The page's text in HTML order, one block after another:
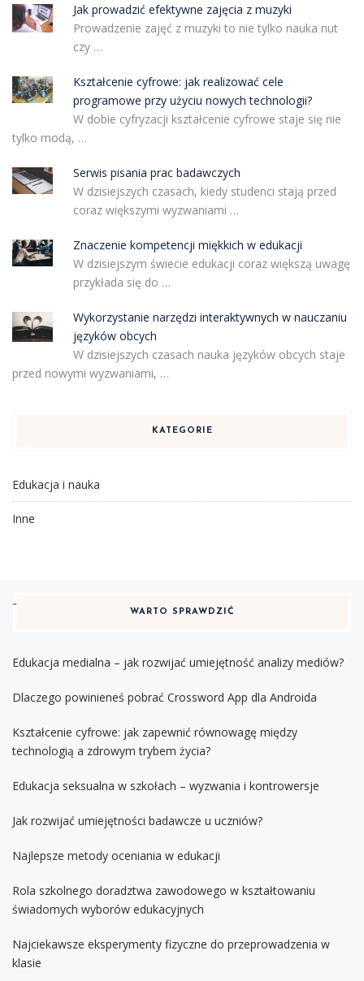
Jak prowadzić efektywne zajęcia z muzyki
Prowadzenie zajęć z muzyki to nie tylko nauka nut
czy …
Kształcenie cyfrowe: jak realizować cele
programowe przy użyciu nowych technologii?
W dobie cyfryzacji kształcenie cyfrowe staje się nie
tylko modą, …
Serwis pisania prac badawczych
W dzisiejszych czasach, kiedy studenci stają przed
coraz większymi wyzwaniami …
Znaczenie kompetencji miękkich w edukacji
W dzisiejszym świecie edukacji coraz większą uwagę
przykłada się do …
Wykorzystanie narzędzi interaktywnych w nauczaniu
języków obcych
W dzisiejszych czasach nauka języków obcych staje
przed nowymi wyzwaniami, …
KATEGORIE
Edukacja i nauka
Inne
WARTO SPRAWDZIĆ
Edukacja medialna – jak rozwijać umiejętność analizy mediów?
Dlaczego powinieneś pobrać Crossword App dla Androida
Kształcenie cyfrowe: jak zapewnić równowagę między
technologią a zdrowym trybem życia?
Edukacja seksualna w szkołach – wyzwania i kontrowersje
Jak rozwijać umiejętności badawcze u uczniów?
Najlepsze metody oceniania w edukacji
Rola szkolnego doradztwa zawodowego w kształtowaniu
świadomych wyborów edukacyjnych
Najciekawsze eksperymenty fizyczne do przeprowadzenia w
klasie